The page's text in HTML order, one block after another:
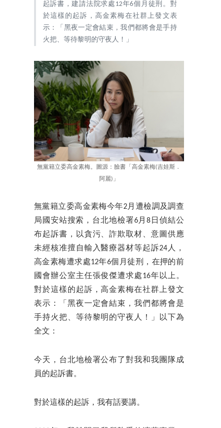
起訴書，建請法院求處12年6個月徒刑。對
於這樣的起訴，高金素梅在社群上發文表
示：「黑夜一定會結束，我們都將會是手持
火把、等待黎明的守夜人！」
無黨籍立委高金素梅。圖源：臉書「高金素梅(吉娃斯．
阿麗)」
無黨籍立委高金素梅今年2月遭檢調及調查
局國安站搜索，台北地檢署6月8日偵結公
布起訴書，以貪污、詐欺取材、意圖供應
未經核准擅自輸入醫療器材等起訴24人，
高金素梅遭求處12年6個月徒刑，在押的前
國會辦公室主任張俊傑遭求處16年以上。
對於這樣的起訴，高金素梅在社群上發文
表示：「黑夜一定會結束，我們都將會是
手持火把、等待黎明的守夜人！」以下為
全文：
今天，台北地檢署公布了對我和我團隊成
員的起訴書。
對於這樣的起訴，我有話要講。